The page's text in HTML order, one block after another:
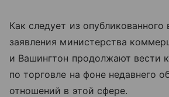
Как следует из опубликованного
заявления министерства
и Вашингтон продолжают вести
по торговле на фоне недавнего
отношений в этой сфере.